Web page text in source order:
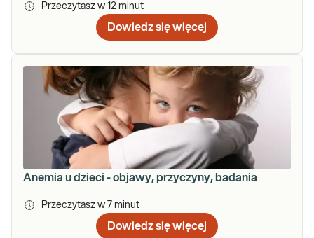
Przeczytasz w 12 minut
Dowiedz się więcej
Anemia u dzieci - objawy, przyczyny, badania
Przeczytasz w 7 minut
Dowiedz się więcej